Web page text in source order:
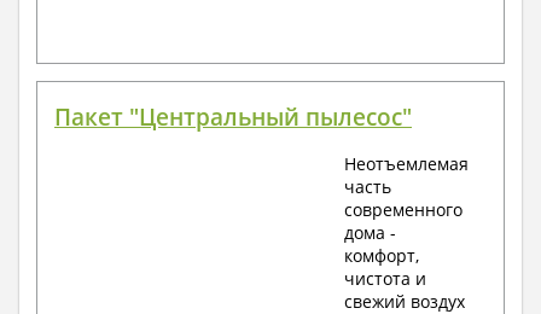
Пакет "Центральный пылесос"
Неотъемлемая
часть
современного
дома -
комфорт,
чистота и
свежий воздух